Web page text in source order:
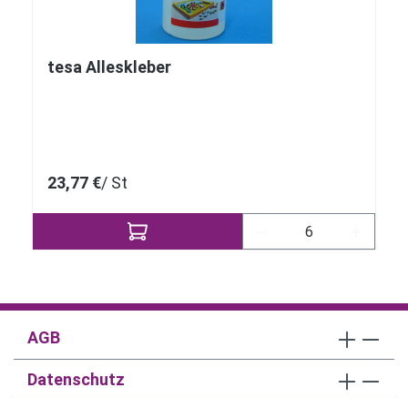
tesa Alleskleber
23,77 €/ St
Produkt Anzahl:
AGB
Datenschutz